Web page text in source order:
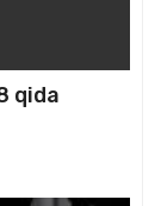
qida